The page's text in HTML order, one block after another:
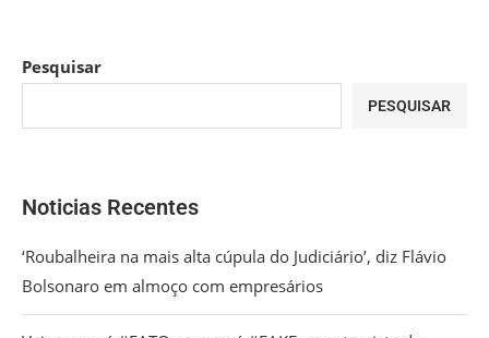
Pesquisar
PESQUISAR
Noticias Recentes
‘Roubalheira na mais alta cúpula do Judiciário’, diz Flávio
Bolsonaro em almoço com empresários